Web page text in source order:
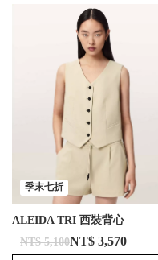
季末七折
ALEIDA TRI 西裝背心
NT$ 5,100NT$ 3,570